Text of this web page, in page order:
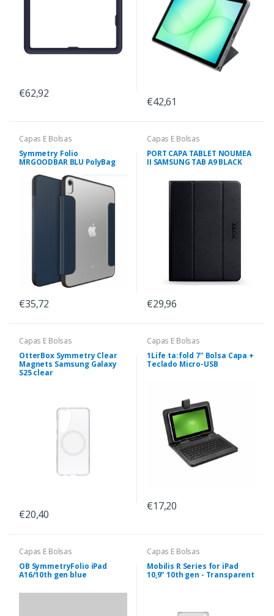
€62,92
€42,61
Capas E Bolsas
Symmetry Folio
MRGOODBAR BLU PolyBag
€35,72
Capas E Bolsas
PORT CAPA TABLET NOUMEA
II SAMSUNG TAB A9 BLACK
€29,96
Capas E Bolsas
OtterBox Symmetry Clear
Magnets Samsung Galaxy
S25 clear
€20,40
Capas E Bolsas
1Life ta:fold 7" Bolsa Capa +
Teclado Micro-USB
€17,20
Capas E Bolsas
OB SymmetryFolio iPad
A16/10th gen blue
Capas E Bolsas
Mobilis R Series for iPad
10,9" 10th gen - Transparent